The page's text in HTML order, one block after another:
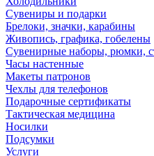
Сувениры и подарки
Брелоки, значки, карабины
Живопись, графика, гобелены
Сувенирные наборы, рюмки,
Часы настенные
Макеты патронов
Чехлы для телефонов
Подарочные сертификаты
Тактическая медицина
Носилки
Подсумки
Услуги